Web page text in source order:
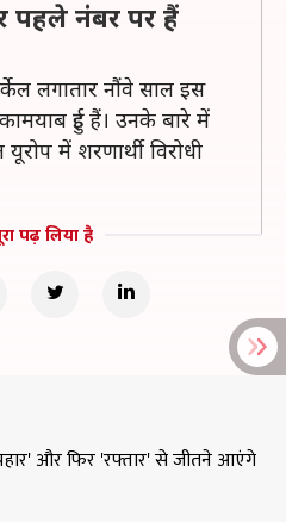
पहले नंबर पर हैं
लगातार नौंवे साल इस
हुई हैं। उनके बारे में
में शरणार्थी विरोधी
पढ़ लिया है
और फिर 'रफ्तार' से जीतने आएंगे